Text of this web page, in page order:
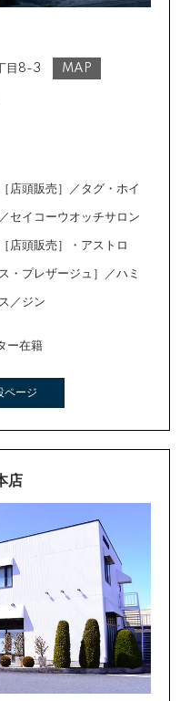
のでご希望のお客様は
さい。※ショッピングク
目8-3 MAP
店頭販売］／タグ・ホイ
セイコーウオッチサロン
店頭販売］・アストロ
・プレザージュ］／ハミ
／ジン
ー在籍
ページ
店